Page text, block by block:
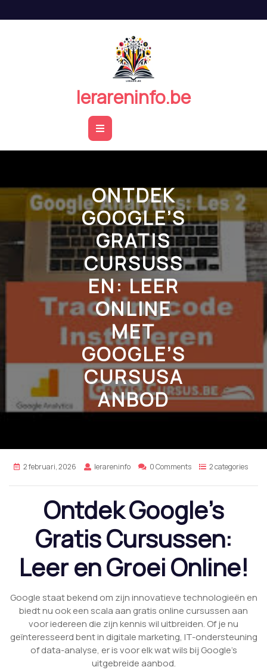
de
lerareninfo.be
Open
Button
ONTDEK
GOOGLE’S
GRATIS
CURSUSS
EN: LEER
ONLINE
MET
GOOGLE’S
CURSUSA
ANBOD
2 februari, 2026 lerareninfo 0 Comments 2 categories
Ontdek Google’s
Gratis Cursussen:
Leer en Groei Online!
Google staat bekend om zijn innovatieve technologieën en
biedt nu ook een scala aan gratis online cursussen aan
voor iedereen die zijn kennis wil uitbreiden. Of je nu
geïnteresseerd bent in digitale marketing, IT-ondersteuning
of data-analyse, er is voor elk wat wils bij Google’s
uitgebreide aanbod.